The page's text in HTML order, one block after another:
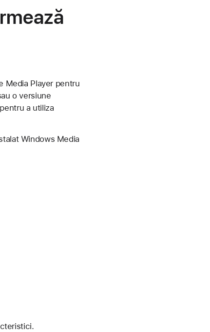
Media Player pentru
o versiune
a utiliza
Windows Media